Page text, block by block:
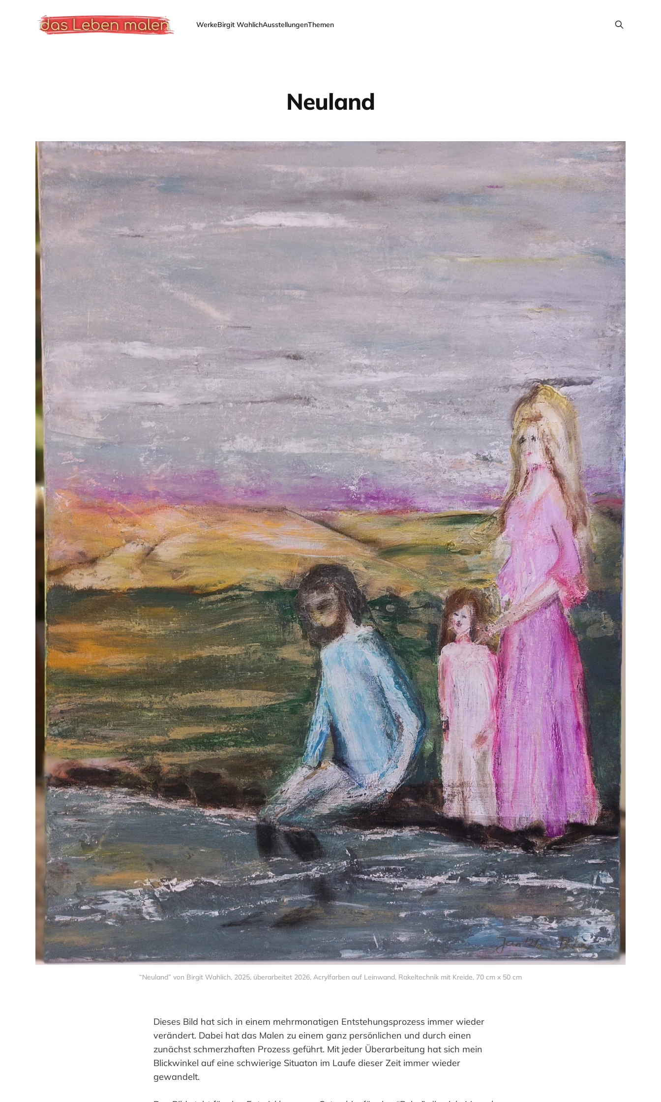
WerkeBirgit WahlichAusstellungenThemen
Neuland
“Neuland” von Birgit Wahlich, 2025, überarbeitet 2026, Acrylfarben auf Leinwand, Rakeltechnik mit Kreide, 70 cm x 50 cm
Dieses Bild hat sich in einem mehrmonatigen Entstehungsprozess immer wieder
verändert. Dabei hat das Malen zu einem ganz persönlichen und durch einen
zunächst schmerzhaften Prozess geführt. Mit jeder Überarbeitung hat sich mein
Blickwinkel auf eine schwierige Situaton im Laufe dieser Zeit immer wieder
gewandelt.